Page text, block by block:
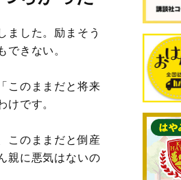
ました。励まそう
きない。
このままだと将来
です。
このままだと倒産
親に悪気はないの